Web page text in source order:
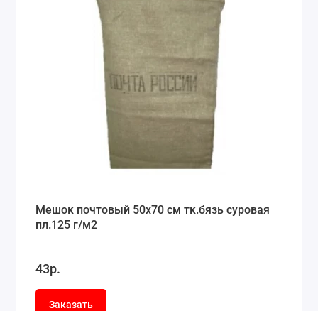
Мешок почтовый 50x70 см тк.бязь суровая
пл.125 г/м2
43р.
Заказать